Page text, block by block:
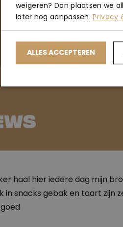
haal hier iedere dag mijn
in snacks gebak en taart zijn
weigeren? Dan plaatsen we
later nog aanpassen.Privacy
ALLES ACCEPTEREN